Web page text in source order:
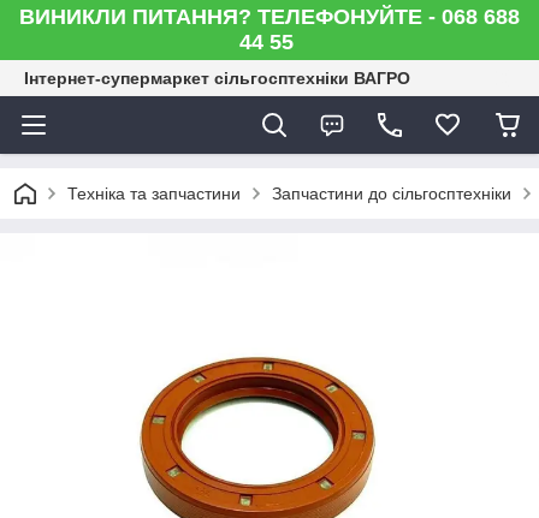
ВИНИКЛИ ПИТАННЯ? ТЕЛЕФОНУЙТЕ - 068 688
44 55
Інтернет-супермаркет сільгосптехніки ВАГРО
Техніка та запчастини Запчастини до сільгосптехніки